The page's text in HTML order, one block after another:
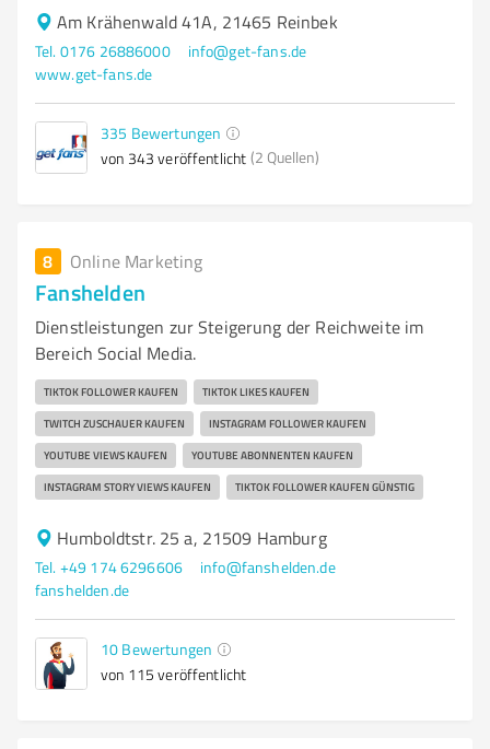
Am Krähenwald 41A, 21465 Reinbek
Tel. 0176 26886000
info@get-fans.de
www.get-fans.de
335 Bewertungen
von 343 veröffentlicht (2 Quellen)
8 Online Marketing
Fanshelden
Dienstleistungen zur Steigerung der Reichweite im
Bereich Social Media.
TIKTOK FOLLOWER KAUFEN TIKTOK LIKES KAUFEN
TWITCH ZUSCHAUER KAUFEN INSTAGRAM FOLLOWER KAUFEN
YOUTUBE VIEWS KAUFEN YOUTUBE ABONNENTEN KAUFEN
INSTAGRAM STORY VIEWS KAUFEN TIKTOK FOLLOWER KAUFEN GÜNSTIG
Humboldtstr. 25 a, 21509 Hamburg
Tel. +49 174 6296606
info@fanshelden.de
fanshelden.de
10 Bewertungen
von 115 veröffentlicht